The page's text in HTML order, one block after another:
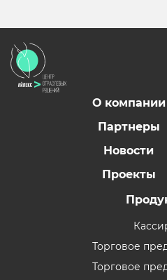
О компании
Партнеры
Новости
Проекты
Торговое
Торговое